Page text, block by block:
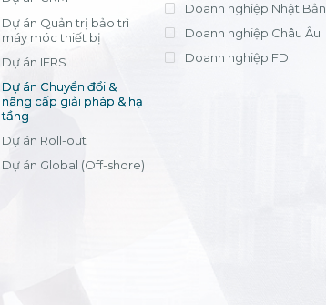
Dự án Quản trị bảo trì
máy móc thiết bị
Dự án IFRS
Dự án Chuyển đổi &
nâng cấp giải pháp & hạ
tầng
Dự án Roll-out
Dự án Global (Off-shore)
Doanh nghiệp Nhật Bản
Doanh nghiệp Châu Âu
Doanh nghiệp FDI